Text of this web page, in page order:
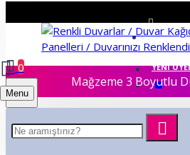
ÜYE GIRIŞI
YENI
Menu
0
Mağzeme 3 Boyutlu